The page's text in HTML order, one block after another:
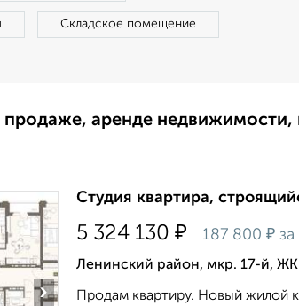
Складское помещение
аренде
›
Студия квартира,
5 324 130 ₽ 187 800 ₽ за
Ленинский район, мкр. 17-й,
Продам квартиру. Новый жилой